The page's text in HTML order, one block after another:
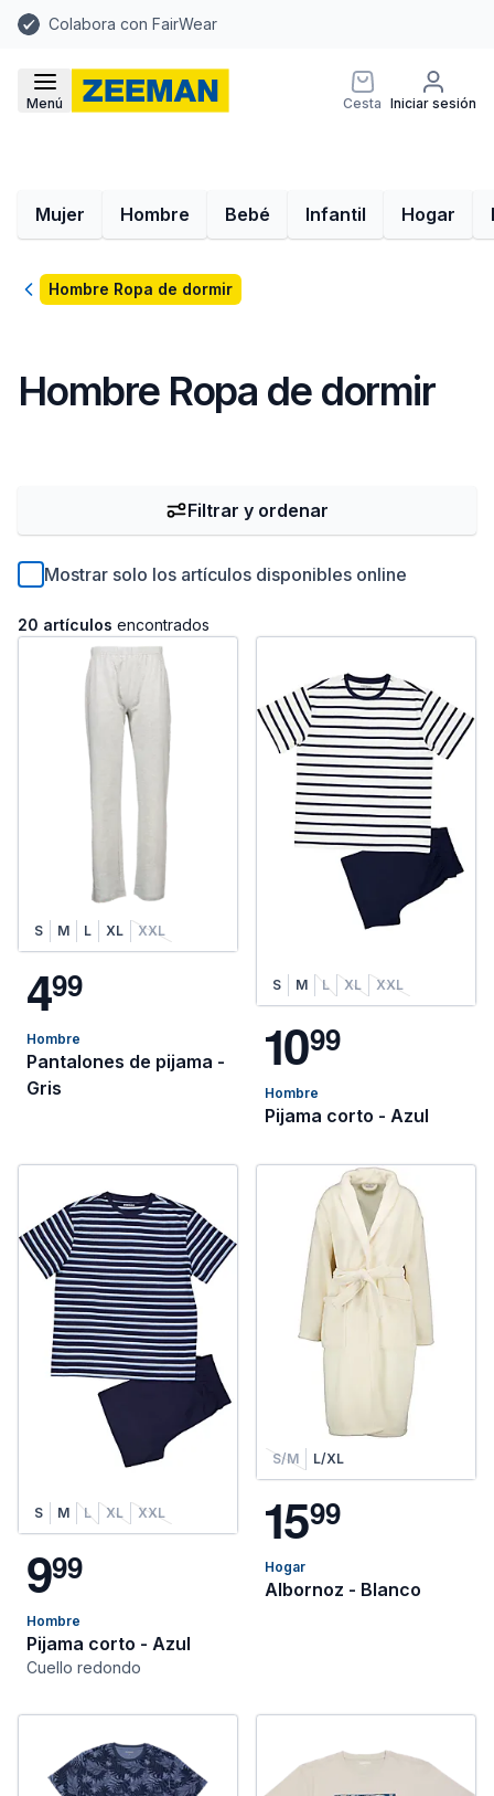
Colabora con FairWear
Menú Cesta Iniciar sesión
Mujer Hombre Bebé Infantil Hogar
VolverHombre Ropa de dormir
Hombre Ropa de dormir
Mostrar solo los artículos disponibles online
20 artículos encontrados
Filtrar y ordenar
S M L XL XXL
499
Hombre
Pantalones de pijama -
Gris
S M L XL XXL
1099
Hombre
Pijama corto - Azul
S M L XL XXL
999
Hombre
Pijama corto - Azul
Cuello redondo
S/M L/XL
1599
Hogar
Albornoz - Blanco